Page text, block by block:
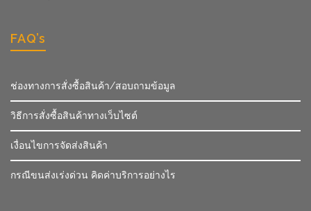
FAQ’s
ช่องทางการสั่งซื้อสินค้า/สอบถามข้อมูล
วิธีการสั่งซื้อสินค้าทางเว็บไซต์
เงื่อนไขการจัดส่งสินค้า
กรณีขนส่งเร่งด่วน คิดค่าบริการอย่างไร